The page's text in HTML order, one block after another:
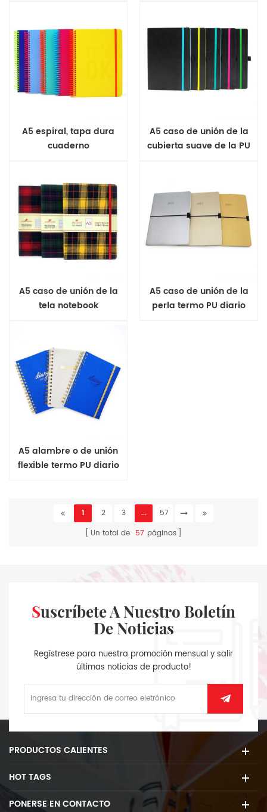
A5 espiral, tapa dura
cuaderno
A5 caso de unión de la
cubierta suave de la PU
A5 caso de unión de la
tela notebook
A5 caso de unión de la
perla termo PU diario
A5 alambre o de unión
flexible termo PU diario
1 2 3 ...
57
Un total de 57 páginas
Suscríbete A Nuestro Boletín
De Noticias
Regístrese para nuestra promoción mensual y salir
últimas noticias de producto!
PRODUCTOS CALIENTES
HOT TAGS
PONERSE EN CONTACTO